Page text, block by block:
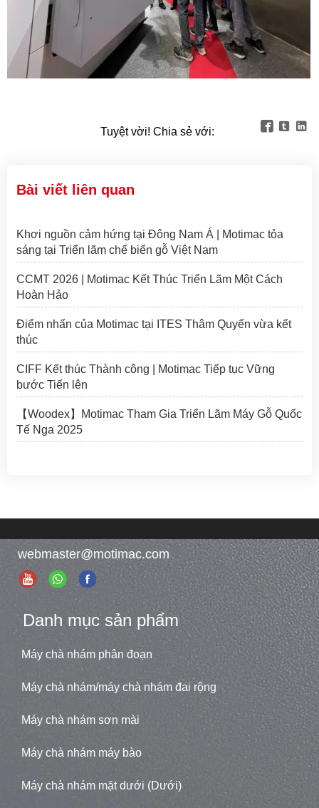
Tuyệt vời! Chia sẻ với:   
Bài viết liên quan
Khơi nguồn cảm hứng tại Đông Nam Á | Motimac tỏa
sáng tại Triển lãm chế biến gỗ Việt Nam
CCMT 2026 | Motimac Kết Thúc Triển Lãm Một Cách
Hoàn Hảo
Điểm nhấn của Motimac tại ITES Thâm Quyến vừa kết
thúc
CIFF Kết thúc Thành công | Motimac Tiếp tục Vững
bước Tiến lên
【Woodex】Motimac Tham Gia Triển Lãm Máy Gỗ Quốc
Tế Nga 2025
webmaster@motimac.com
Danh mục sản phẩm
Máy chà nhám phân đoạn
Máy chà nhám/máy chà nhám đai rộng
Máy chà nhám sơn mài
Máy chà nhám máy bào
Máy chà nhám mặt dưới (Dưới)